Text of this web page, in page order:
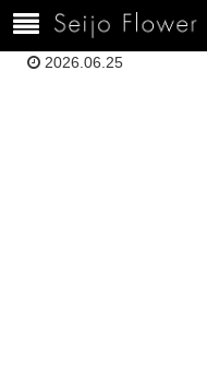
ホーム 120H6.24武内さん
2026.06.25